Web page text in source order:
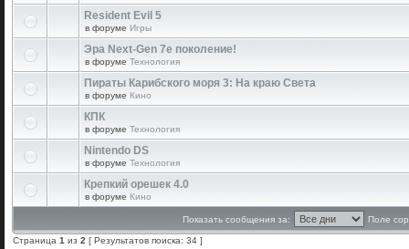
Resident Evil 5
в форуме Игры
Эра Next-Gen 7е поколение!
в форуме Технология
Пираты Карибского моря 3: На краю Света
в форуме Кино
КПК
в форуме Технология
Nintendo DS
в форуме Технология
Крепкий орешек 4.0
в форуме Кино
Показать сообщения за: Поле
Страница 1 из 2 [ Результатов поиска: 34 ]